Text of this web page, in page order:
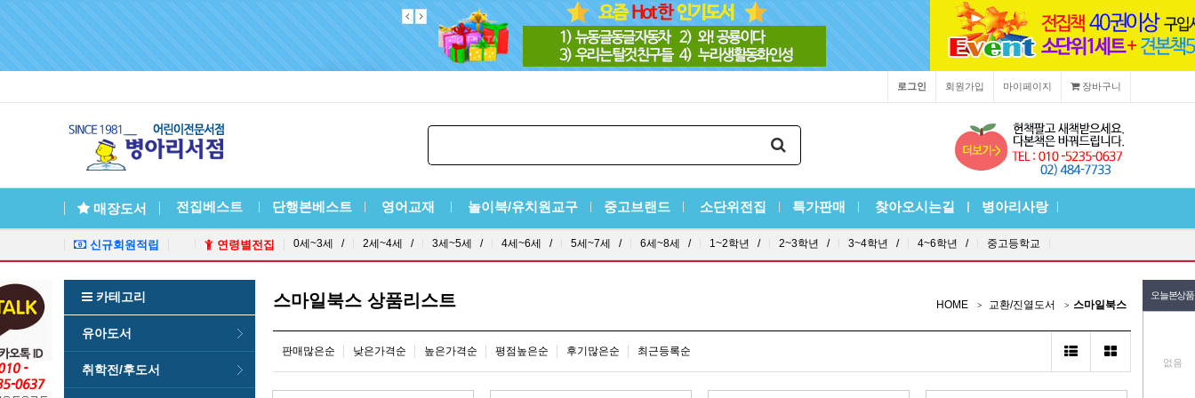
장바구니
마이페이지
회원가입
로그인
매장도서 전집베스트 단행본베스트 영어교재 놀이북/유치원교구 중고브랜드 소단위전집 특가판매 찾아오시는길 병아리사랑
신규회원적립 연령별전집 0세~3세 / 2세~4세 / 3세~5세 / 4세~6세 / 5세~7세 / 6세~8세 / 1~2학년 / 2~3학년 / 3~4학년 / 4~6학년 / 중고등학교
카테고리
유아도서
취학전/후도서
오늘본상품
없음
스마일북스 상품리스트 HOME 교환/진열도서 스마일북스
판매많은순 낮은가격순 높은가격순 평점높은순 후기많은순 최근등록순